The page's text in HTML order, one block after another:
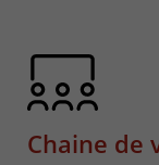
Chaine de